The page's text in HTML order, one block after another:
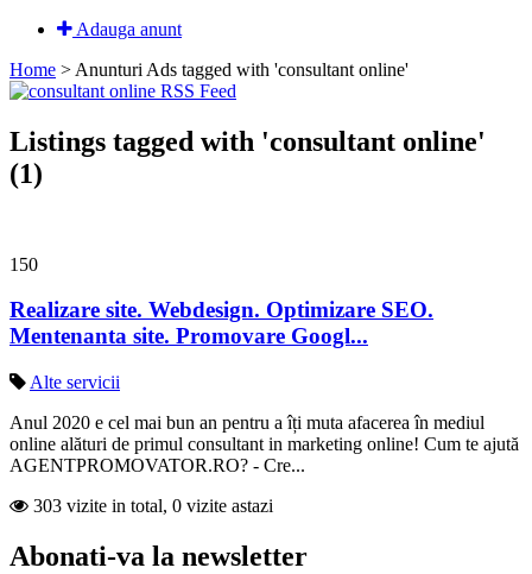
Adauga anunt
Home > Anunturi Ads tagged with 'consultant online'
Listings tagged with 'consultant online'
(1)
150
Realizare site. Webdesign. Optimizare SEO.
Mentenanta site. Promovare Googl...
Alte servicii
Anul 2020 e cel mai bun an pentru a îți muta afacerea în mediul
online alături de primul consultant in marketing online! Cum te ajută
AGENTPROMOVATOR.RO? - Cre...
303 vizite in total, 0 vizite astazi
Abonati-va la newsletter